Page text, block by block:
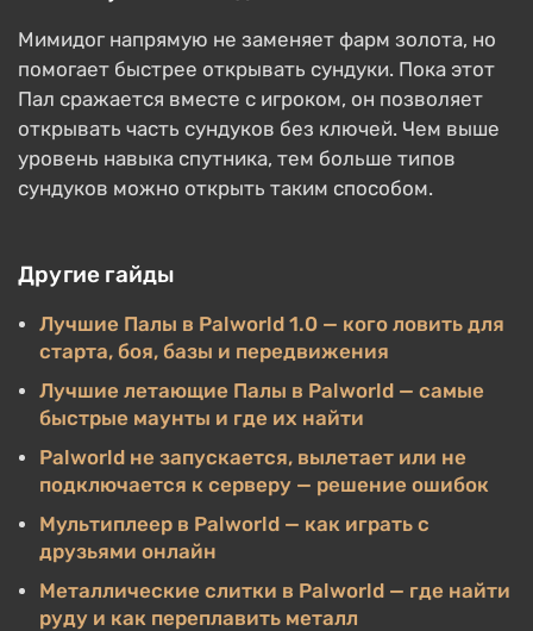
Мимидог напрямую не заменяет фарм золота, но
помогает быстрее открывать сундуки. Пока этот
Пал сражается вместе с игроком, он позволяет
открывать часть сундуков без ключей. Чем выше
уровень навыка спутника, тем больше типов
сундуков можно открыть таким способом.
Другие гайды
Лучшие Палы в Palworld 1.0 — кого ловить для
старта, боя, базы и передвижения
Лучшие летающие Палы в Palworld — самые
быстрые маунты и где их найти
Palworld не запускается, вылетает или не
подключается к серверу — решение ошибок
Мультиплеер в Palworld — как играть с
друзьями онлайн
Металлические слитки в Palworld — где найти
руду и как переплавить металл